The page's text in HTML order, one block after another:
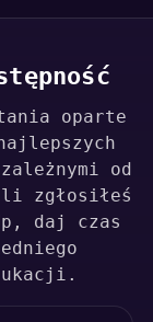
oparte
od
zgłosiłeś
daj czas